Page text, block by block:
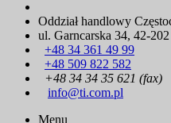
Oddział handlowy
ul. Garncarska 34, 42-
+48 34 361 49 99
+48 509 822 582
+48 34 34 35 621 (fax)
info@ti.com.pl
Menu